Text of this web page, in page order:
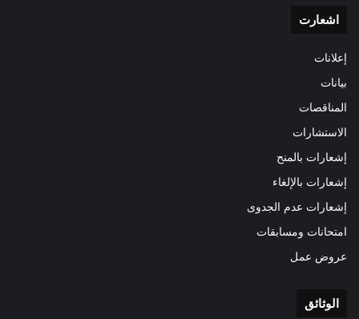
اشعارت
إعلانات
بيانات
المناقصات
الاستشارات
إشعارات بالمنح
إشعارات بالإلغاء
إشعارات عدم الجدوى
امتحانات ومسابقات
عروض عمل
الوثائق